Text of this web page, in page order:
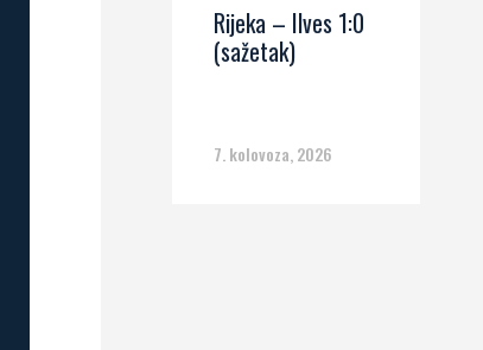
Rijeka – Ilves 1:0
(sažetak)
7. kolovoza, 2026